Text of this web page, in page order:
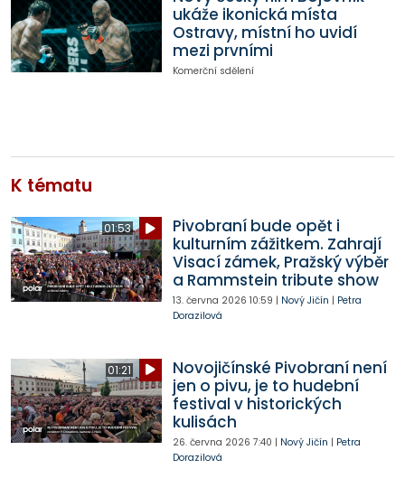
ukáže ikonická místa
Ostravy, místní ho uvidí
mezi prvními
Komerční sdělení
K tématu
01:53
Pivobraní bude opět i
kulturním zážitkem. Zahrají
Visací zámek, Pražský výběr
a Rammstein tribute show
13. června 2026 10:59 | Nový Jičín | Petra
Dorazilová
01:21
Novojičínské Pivobraní není
jen o pivu, je to hudební
festival v historických
kulisách
26. června 2026 7:40 | Nový Jičín | Petra
Dorazilová